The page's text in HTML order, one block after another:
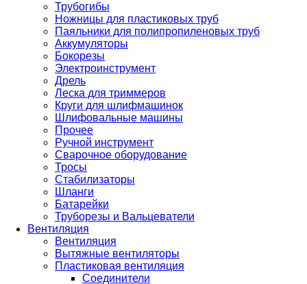
Трубогибы
Ножницы для пластиковых труб
Паяльники для полипропиленовых труб
Аккумуляторы
Бокорезы
Электроинструмент
Дрель
Леска для триммеров
Круги для шлифмашинок
Шлифовальные машины
Прочее
Ручной инструмент
Сварочное оборудование
Тросы
Стабилизаторы
Шланги
Батарейки
Труборезы и Вальцеватели
Вентиляция
Вентиляция
Вытяжные вентиляторы
Пластиковая вентиляция
Соединители